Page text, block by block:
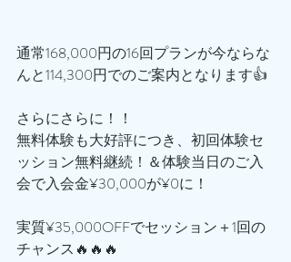
通常168,000円の16回プランが今ならな
んと114,300円でのご案内となります👍
さらにさらに！！
無料体験も大好評につき、初回体験セ
ッション無料継続！＆体験当日のご入
会で入会金¥30,000が¥0に！
実質¥35,000OFFでセッション＋1回の
チャンス🔥🔥🔥